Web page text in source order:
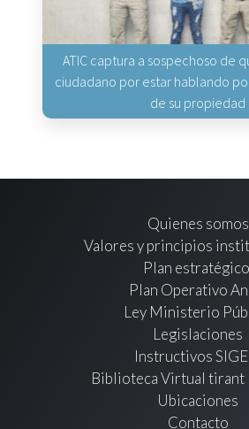
ATIC captura a sospechoso de
ciudadano por estar hablando
de su propiedad
Quienes somos
Valores y principios
Plan estratégico
Plan Operativo
Ley Ministerio
Legislaciones
Instructivos
Biblioteca Virtual tirant
Ubicaciones
Contacto